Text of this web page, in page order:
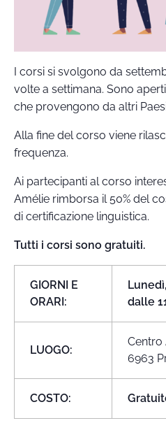
I corsi si svolgono da
volte a settimana. Sono
che provengono da altri
Alla fine del corso viene
frequenza.
Ai partecipanti al corso
Amélie rimborsa il 50% del
di certificazione linguistica.
Tutti i corsi sono gratuiti.
GIORNI E
ORARI:
dalle
LUOGO:
Centro
6963
COSTO: